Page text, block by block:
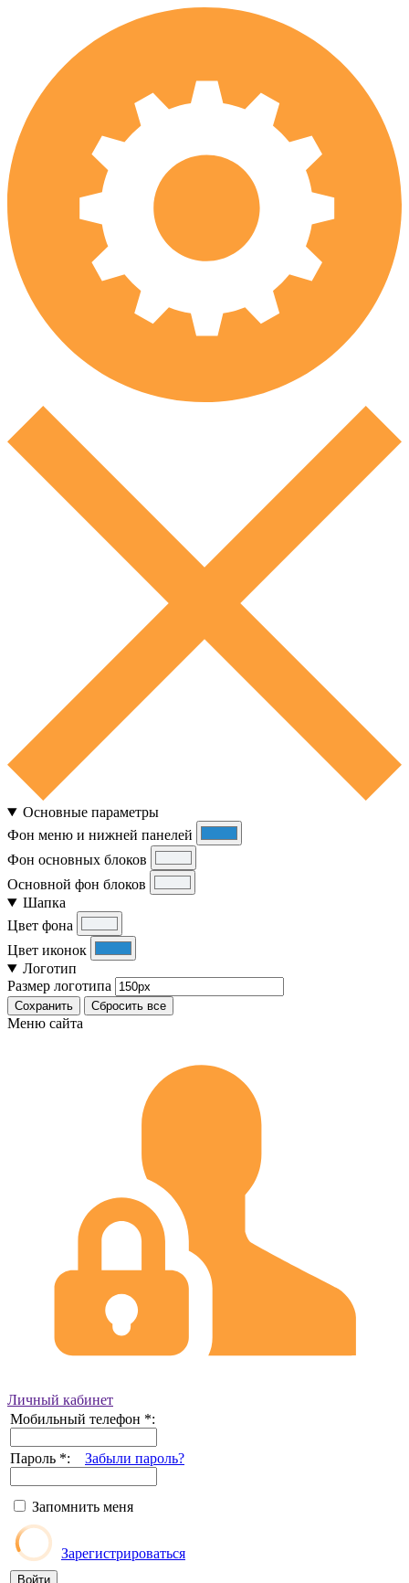
Основные параметры
Фон меню и нижней панелей
Фон основных блоков
Основной фон блоков
Шапка
Цвет фона
Цвет иконок
Логотип
Размер логотипа
Сохранить Сбросить все
Меню сайта
Личный кабинет
Мобильный телефон *:
Пароль *: Забыли пароль?
Запомнить меня
Зарегистрироваться